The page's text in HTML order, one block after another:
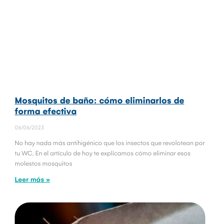
Mosquitos de baño: cómo eliminarlos de
forma efectiva
06/06/2023
No hay nada más antihigénico que los insectos que revolotean por
tu WC. En el artículo de hoy te explicamos cómo eliminar esos
molestos mosquitos
Leer más »